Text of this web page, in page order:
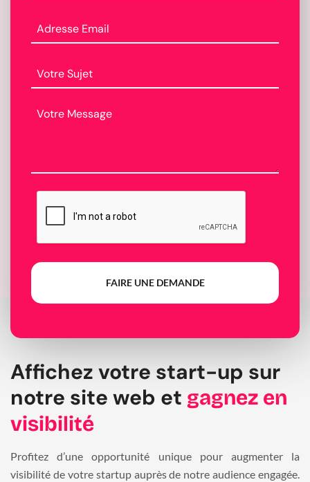
FAIRE UNE DEMANDE
Affichez votre start-up sur
notre site web et gagnez en
visibilité
Profitez d’une opportunité unique pour augmenter la
visibilité de votre startup auprès de notre audience engagée.